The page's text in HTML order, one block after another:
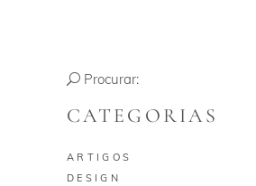
Procurar:
CATEGORIAS
ARTIGOS
DESIGN